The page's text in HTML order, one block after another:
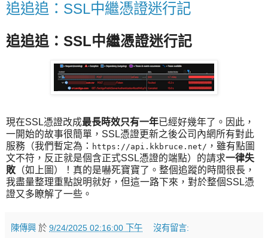
追追追：SSL中繼憑證迷行記
追追追：SSL中繼憑證迷行記
現在SSL憑證改成最長時效只有一年已經好幾年了。因此，
一開始的故事很簡單，SSL憑證更新之後公司內網所有對此
服務（我們暫定為： https://api.kkbruce.net/ ，雖有點圖
文不符，反正就是個含正式SSL憑證的端點）的請求一律失
敗 （如上圖）！真的是嚇死寶寶了。整個追蹤的時間很長，
我盡量整理重點說明就好，但這一路下來，對於整個SSL憑
證又多瞭解了一些。
陳傳興 於 9/24/2025 02:16:00 下午 沒有留言: